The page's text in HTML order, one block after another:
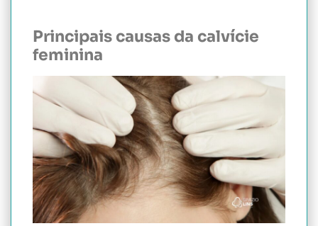
Principais causas da calvície
feminina